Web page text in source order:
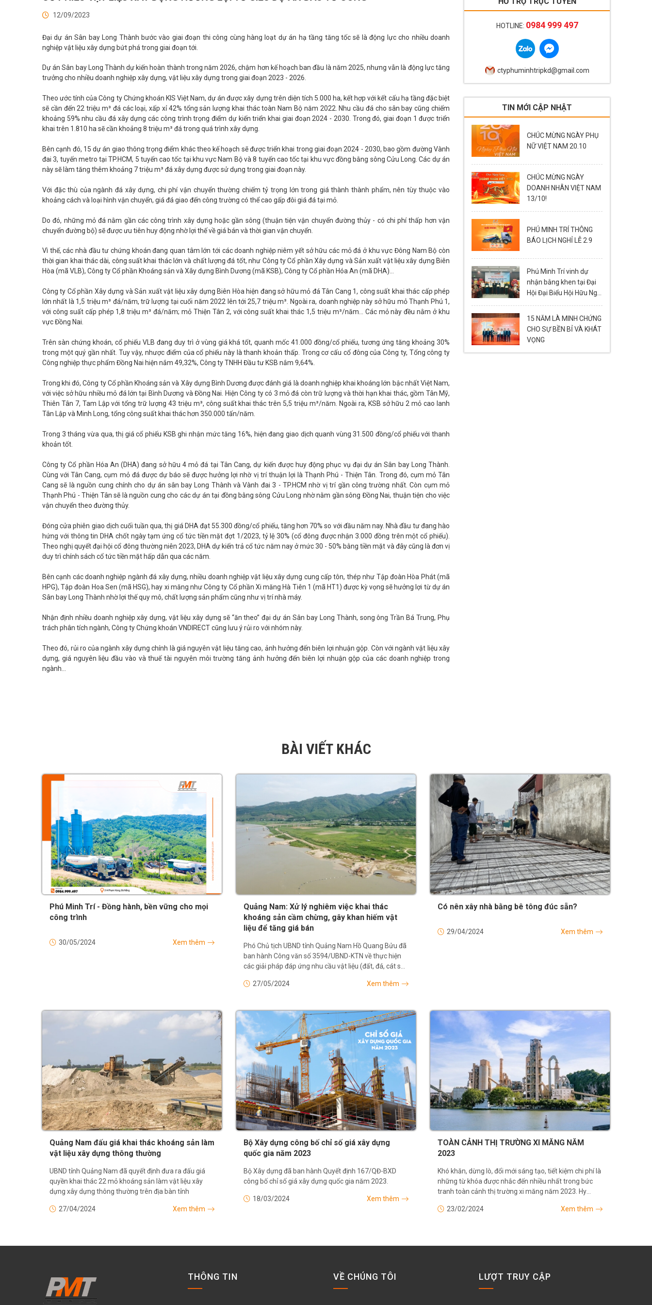
12/09/2023
Đại dự án Sân bay Long Thành bước vào giai đoạn thi công cùng hàng loạt dự án hạ tầng tăng tốc sẽ là động lực cho nhiều doanh
nghiệp vật liệu xây dựng bứt phá trong giai đoạn tới.
Dự án Sân bay Long Thành dự kiến hoàn thành trong năm 2026, chậm hơn kế hoạch ban đầu là năm 2025, nhưng vẫn là động lực tăng
trưởng cho nhiều doanh nghiệp xây dựng, vật liệu xây dựng trong giai đoạn 2023 - 2026.
Theo ước tính của Công ty Chứng khoán KIS Việt Nam, dự án được xây dựng trên diện tích 5.000 ha, kết hợp với kết cấu hạ tầng đặc biệt
sẽ cần đến 22 triệu m³ đá các loại, xấp xỉ 42% tổng sản lượng khai thác toàn Nam Bộ năm 2022. Nhu cầu đá cho sân bay cũng chiếm
khoảng 59% nhu cầu đá xây dựng các công trình trọng điểm dự kiến triển khai giai đoạn 2024 - 2030. Trong đó, giai đoạn 1 được triển
khai trên 1.810 ha sẽ cần khoảng 8 triệu m³ đá trong quá trình xây dựng.
Bên cạnh đó, 15 dự án giao thông trọng điểm khác theo kế hoạch sẽ được triển khai trong giai đoạn 2024 - 2030, bao gồm đường Vành
đai 3, tuyến metro tại TP.HCM, 5 tuyến cao tốc tại khu vực Nam Bộ và 8 tuyến cao tốc tại khu vực đồng bằng sông Cửu Long. Các dự án
này sẽ làm tăng thêm khoảng 7 triệu m³ đá xây dựng được sử dụng trong giai đoạn này.
Với đặc thù của ngành đá xây dựng, chi phí vận chuyển thường chiếm tỷ trọng lớn trong giá thành thành phẩm, nên tùy thuộc vào
khoảng cách và loại hình vận chuyển, giá đá giao đến công trường có thể cao gấp đôi giá đá tại mỏ.
Do đó, những mỏ đá nằm gần các công trình xây dựng hoặc gần sông (thuận tiện vận chuyển đường thủy - có chi phí thấp hơn vận
chuyển đường bộ) sẽ được ưu tiên huy động nhờ lợi thế về giá bán và thời gian vận chuyển.
Vì thế, các nhà đầu tư chứng khoán đang quan tâm lớn tới các doanh nghiệp niêm yết sở hữu các mỏ đá ở khu vực Đông Nam Bộ còn
thời gian khai thác dài, công suất khai thác lớn và chất lượng đá tốt, như Công ty Cổ phần Xây dựng và Sản xuất vật liệu xây dựng Biên
Hòa (mã VLB), Công ty Cổ phần Khoáng sản và Xây dựng Bình Dương (mã KSB), Công ty Cổ phần Hóa An (mã DHA)...
Công ty Cổ phần Xây dựng và Sản xuất vật liệu xây dựng Biên Hòa hiện đang sở hữu mỏ đá Tân Cang 1, công suất khai thác cấp phép
lớn nhất là 1,5 triệu m³ đá/năm, trữ lượng tại cuối năm 2022 lên tới 25,7 triệu m³. Ngoài ra, doanh nghiệp này sở hữu mỏ Thạnh Phú 1,
với công suất cấp phép 1,8 triệu m³ đá/năm; mỏ Thiện Tân 2, với công suất khai thác 1,5 triệu m³/năm… Các mỏ này đều nằm ở khu
vực Đồng Nai.
Trên sàn chứng khoán, cổ phiếu VLB đang duy trì ở vùng giá khá tốt, quanh mốc 41.000 đồng/cổ phiếu, tương ứng tăng khoảng 30%
trong một quý gần nhất. Tuy vậy, nhược điểm của cổ phiếu này là thanh khoản thấp. Trong cơ cấu cổ đông của Công ty, Tổng công ty
Công nghiệp thực phẩm Đồng Nai hiện nắm 49,32%, Công ty TNHH Đầu tư KSB nắm 9,64%.
Trong khi đó, Công ty Cổ phần Khoáng sản và Xây dựng Bình Dương được đánh giá là doanh nghiệp khai khoáng lớn bậc nhất Việt Nam,
với việc sở hữu nhiều mỏ đá lớn tại Bình Dương và Đồng Nai. Hiện Công ty có 3 mỏ đá còn trữ lượng và thời hạn khai thác, gồm Tân Mỹ,
Thiên Tân 7, Tam Lập với tổng trữ lượng 43 triệu m³, công suất khai thác trên 5,5 triệu m³/năm. Ngoài ra, KSB sở hữu 2 mỏ cao lanh
Tân Lập và Minh Long, tổng công suất khai thác hơn 350.000 tấn/năm.
Trong 3 tháng vừa qua, thị giá cổ phiếu KSB ghi nhận mức tăng 16%, hiện đang giao dịch quanh vùng 31.500 đồng/cổ phiếu với thanh
khoản tốt.
Công ty Cổ phần Hóa An (DHA) đang sở hữu 4 mỏ đá tại Tân Cang, dự kiến được huy động phục vụ đại dự án Sân bay Long Thành.
Cùng với Tân Cang, cụm mỏ đá được dự báo sẽ được hưởng lợi nhờ vị trí thuận lợi là Thạnh Phú - Thiện Tân. Trong đó, cụm mỏ Tân
Cang sẽ là nguồn cung chính cho dự án sân bay Long Thành và Vành đai 3 - TP.HCM nhờ vị trí gần công trường nhất. Còn cụm mỏ
Thạnh Phú - Thiện Tân sẽ là nguồn cung cho các dự án tại đồng bằng sông Cửu Long nhờ nằm gần sông Đồng Nai, thuận tiện cho việc
vận chuyển theo đường thủy.
Đóng cửa phiên giao dịch cuối tuần qua, thị giá DHA đạt 55.300 đồng/cổ phiếu, tăng hơn 70% so với đầu năm nay. Nhà đầu tư đang hào
hứng với thông tin DHA chốt ngày tạm ứng cổ tức tiền mặt đợt 1/2023, tỷ lệ 30% (cổ đông được nhận 3.000 đồng trên một cổ phiếu).
Theo nghị quyết đại hội cổ đông thường niên 2023, DHA dự kiến trả cổ tức năm nay ở mức 30 - 50% bằng tiền mặt và đây cũng là đơn vị
duy trì chính sách cổ tức tiền mặt hấp dẫn qua các năm.
Bên cạnh các doanh nghiệp ngành đá xây dựng, nhiều doanh nghiệp vật liệu xây dựng cung cấp tôn, thép như Tập đoàn Hòa Phát (mã
HPG), Tập đoàn Hoa Sen (mã HSG), hay xi măng như Công ty Cổ phần Xi măng Hà Tiên 1 (mã HT1) được kỳ vọng sẽ hưởng lợi từ dự án
Sân bay Long Thành nhờ lợi thế quy mô, chất lượng sản phẩm cũng như vị trí nhà máy.
Nhận định nhiều doanh nghiệp xây dựng, vật liệu xây dựng sẽ “ăn theo” đại dự án Sân bay Long Thành, song ông Trần Bá Trung, Phụ
trách phân tích ngành, Công ty Chứng khoán VNDIRECT cũng lưu ý rủi ro với nhóm này.
Theo đó, rủi ro của ngành xây dựng chính là giá nguyên vật liệu tăng cao, ảnh hưởng đến biên lợi nhuận gộp. Còn với ngành vật liệu xây
dựng, giá nguyên liệu đầu vào và thuế tài nguyên môi trường tăng ảnh hưởng đến biên lợi nhuận gộp của các doanh nghiệp trong
ngành…
HOTLINE: 0984 999 497
ctyphuminhtripkd@gmail.com
TIN MỚI CẬP NHẬT
CHÚC MỪNG NGÀY PHỤ
NỮ VIỆT NAM 20.10
CHÚC MỪNG NGÀY
DOANH NHÂN VIỆT NAM
13/10!
PHÚ MINH TRÍ THÔNG
BÁO LỊCH NGHỈ LỄ 2.9
Phú Minh Trí vinh dự
nhận bằng khen tại Đại
Hội Đại Biểu Hội Hữu Nghị
phố Đà Nẵng Lần Thứ VI
(2024-2029)
15 NĂM LÀ MINH CHỨNG
CHO SỰ BỀN BỈ VÀ KHÁT
VỌNG
BÀI VIẾT KHÁC
Phú Minh Trí - Đồng hành, bền vững cho mọi
công trình
30/05/2024 Xem thêm
Quảng Nam: Xử lý nghiêm việc khai thác
khoáng sản cầm chừng, gây khan hiếm vật
liệu để tăng giá bán
Phó Chủ tịch UBND tỉnh Quảng Nam Hồ Quang Bửu đã
ban hành Công văn số 3594/UBND-KTN về thực hiện
các giải pháp đáp ứng nhu cầu vật liệu (đất, đá, cát sỏi)
27/05/2024
Xem thêm
Có nên xây nhà bằng bê tông đúc sẵn?
29/04/2024 Xem thêm
Quảng Nam đấu giá khai thác khoáng sản làm
vật liệu xây dựng thông thường
UBND tỉnh Quảng Nam đã quyết định đưa ra đấu giá
quyền khai thác 22 mỏ khoáng sản làm vật liệu xây
dựng xây dựng thông thường trên địa bàn tỉnh
27/04/2024 Xem thêm
Bộ Xây dựng công bố chỉ số giá xây dựng
quốc gia năm 2023
Bộ Xây dựng đã ban hành Quyết định 167/QĐ-BXD
công bố chỉ số giá xây dựng quốc gia năm 2023.
18/03/2024 Xem thêm
TOÀN CẢNH THỊ TRƯỜNG XI MĂNG NĂM
2023
Khó khăn, dừng lò, đổi mới sáng tạo, tiết kiệm chi phí là
những từ khóa được nhắc đến nhiều nhất trong bức
tranh toàn cảnh thị trường xi măng năm 2023. Hy
23/02/2024
Xem thêm
THÔNG TIN VỀ CHÚNG TÔI LƯỢT TRUY CẬP